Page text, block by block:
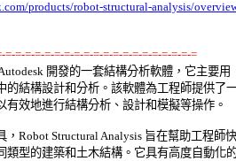
products/robot-structural-analysis/
=-=-=-=-=-=-=-=-=-=-=-=-=-=-=-=-=-=-=
開發的一套結構分析軟體，它主要用
的結構設計和分析。該軟體為工程師提供了
效地進行結構分析、設計和模擬等操作。
Robot Structural Analysis 旨在幫助工程師快
類型的建築和土木結構。它具有高度自動化